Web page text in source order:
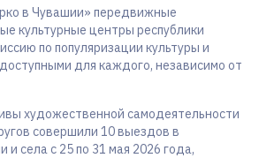
в Чувашии» передвижные
культурные центры республики
по популяризации культуры и
для каждого, независимо от
художественной самодеятельности
совершили 10 выездов в
села с 25 по 31 мая 2026 года,